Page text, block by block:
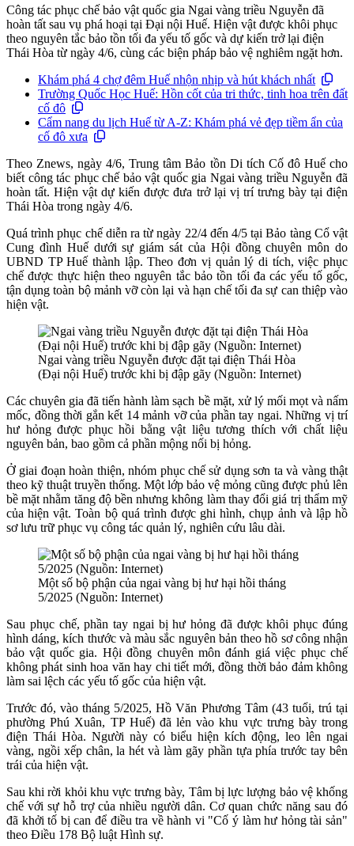
Công tác phục chế bảo vật quốc gia Ngai vàng triều Nguyễn đã
hoàn tất sau vụ phá hoại tại Đại nội Huế. Hiện vật được khôi phục
theo nguyên tắc bảo tồn tối đa yếu tố gốc và dự kiến trở lại điện
Thái Hòa từ ngày 4/6, cùng các biện pháp bảo vệ nghiêm ngặt hơn.
Khám phá 4 chợ đêm Huế nhộn nhịp và hút khách nhất
Trường Quốc Học Huế: Hồn cốt của tri thức, tinh hoa trên đất
cố đô
Cẩm nang du lịch Huế từ A-Z: Khám phá vẻ đẹp tiềm ẩn của
cố đô xưa
Theo Znews, ngày 4/6, Trung tâm Bảo tồn Di tích Cố đô Huế cho
biết công tác phục chế bảo vật quốc gia Ngai vàng triều Nguyễn đã
hoàn tất. Hiện vật dự kiến được đưa trở lại vị trí trưng bày tại điện
Thái Hòa trong ngày 4/6.
Quá trình phục chế diễn ra từ ngày 22/4 đến 4/5 tại Bảo tàng Cổ vật
Cung đình Huế dưới sự giám sát của Hội đồng chuyên môn do
UBND TP Huế thành lập. Theo đơn vị quản lý di tích, việc phục
chế được thực hiện theo nguyên tắc bảo tồn tối đa các yếu tố gốc,
tận dụng toàn bộ mảnh vỡ còn lại và hạn chế tối đa sự can thiệp vào
hiện vật.
Ngai vàng triều Nguyễn được đặt tại điện Thái Hòa
(Đại nội Huế) trước khi bị đập gãy (Nguồn: Internet)
Các chuyên gia đã tiến hành làm sạch bề mặt, xử lý mối mọt và nấm
mốc, đồng thời gắn kết 14 mảnh vỡ của phần tay ngai. Những vị trí
hư hỏng được phục hồi bằng vật liệu tương thích với chất liệu
nguyên bản, bao gồm cả phần mộng nối bị hỏng.
Ở giai đoạn hoàn thiện, nhóm phục chế sử dụng sơn ta và vàng thật
theo kỹ thuật truyền thống. Một lớp bảo vệ mỏng cũng được phủ lên
bề mặt nhằm tăng độ bền nhưng không làm thay đổi giá trị thẩm mỹ
của hiện vật. Toàn bộ quá trình được ghi hình, chụp ảnh và lập hồ
sơ lưu trữ phục vụ công tác quản lý, nghiên cứu lâu dài.
Một số bộ phận của ngai vàng bị hư hại hồi tháng
5/2025 (Nguồn: Internet)
Sau phục chế, phần tay ngai bị hư hỏng đã được khôi phục đúng
hình dáng, kích thước và màu sắc nguyên bản theo hồ sơ công nhận
bảo vật quốc gia. Hội đồng chuyên môn đánh giá việc phục chế
không phát sinh hoa văn hay chi tiết mới, đồng thời bảo đảm không
làm sai lệch các yếu tố gốc của hiện vật.
Trước đó, vào tháng 5/2025, Hồ Văn Phương Tâm (43 tuổi, trú tại
phường Phú Xuân, TP Huế) đã lẻn vào khu vực trưng bày trong
điện Thái Hòa. Người này có biểu hiện kích động, leo lên ngai
vàng, ngồi xếp chân, la hét và làm gãy phần tựa phía trước tay bên
trái của hiện vật.
Sau khi rời khỏi khu vực trưng bày, Tâm bị lực lượng bảo vệ khống
chế với sự hỗ trợ của nhiều người dân. Cơ quan chức năng sau đó
đã khởi tố bị can để điều tra về hành vi "Cố ý làm hư hỏng tài sản"
theo Điều 178 Bộ luật Hình sự.